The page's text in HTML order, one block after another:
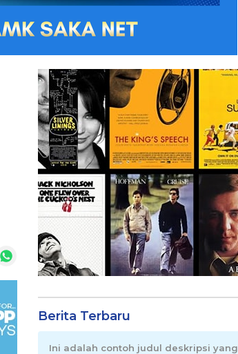
Berita Terbaru
Ini adalah contoh judul deskripsi yang